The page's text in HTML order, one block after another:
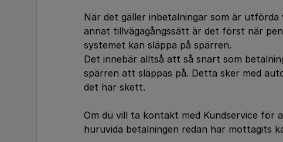
När det gäller inbetalningar som är
annat tillvägagångssätt är det först när
systemet kan släppa på spärren.
Det innebär alltså att så snart som
spärren att släppas på. Detta sker med
det har skett.
Om du vill ta kontakt med Kundservice
huruvida betalningen redan har mottagits